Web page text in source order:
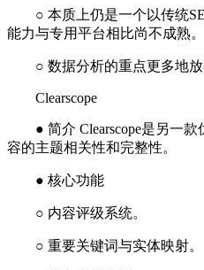
○ 本质上仍是一个以传统
能力与专用平台相比尚不成熟。
○ 数据分析的重点更多地放
Clearscope
● 简介 Clearscope是另一款
容的主题相关性和完整性。
● 核心功能
○ 内容评级系统。
○ 重要关键词与实体映射。